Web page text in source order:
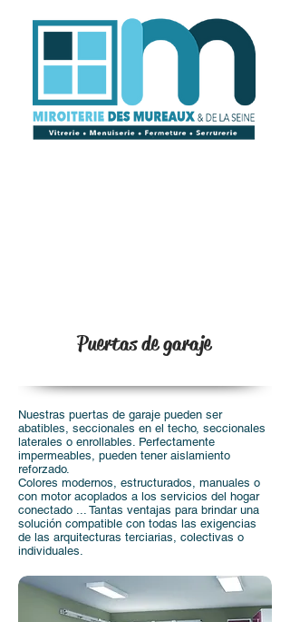
Puertas de garaje
Nuestras puertas de garaje pueden ser
abatibles, seccionales en el techo, seccionales
laterales o enrollables. Perfectamente
impermeables, pueden tener aislamiento
reforzado.
Colores modernos, estructurados, manuales o
con motor acoplados a los servicios del hogar
conectado ... Tantas ventajas para brindar una
solución compatible con todas las exigencias
de las arquitecturas terciarias, colectivas o
individuales.